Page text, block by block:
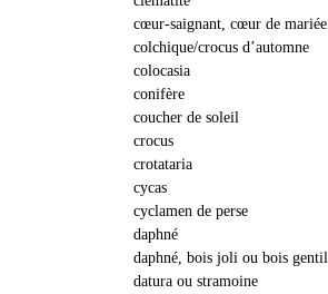
cœur-saignant, cœur de mariée
colchique/crocus d’automne
colocasia
conifère
coucher de soleil
crocus
crotataria
cycas
cyclamen de perse
daphné
daphné, bois joli ou bois gentil
datura ou stramoine